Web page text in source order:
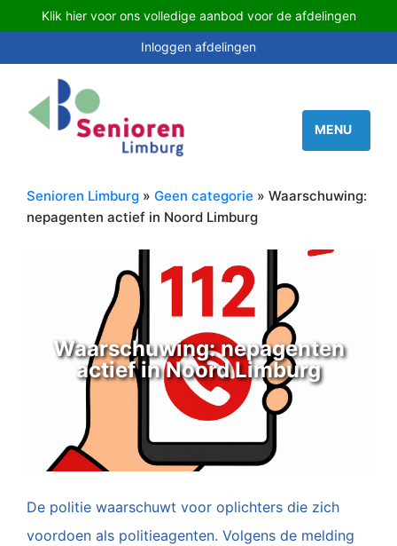
Klik hier voor ons volledige aanbod voor de afdelingen
Inloggen afdelingen
Senioren Limburg » Geen categorie » Waarschuwing:
nepagenten actief in Noord Limburg
Waarschuwing: nepagenten
actief in Noord Limburg
De politie waarschuwt voor oplichters die zich
voordoen als politieagenten. Volgens de melding